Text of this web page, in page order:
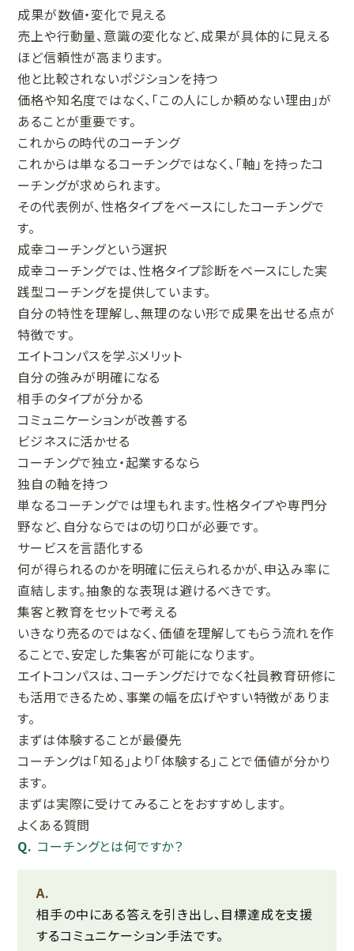
成果が数値・変化で見える
売上や行動量、意識の変化など、成果が具体的に見える
ほど信頼性が高まります。
他と比較されないポジションを持つ
価格や知名度ではなく、「この人にしか頼めない理由」が
あることが重要です。
これからの時代のコーチング
これからは単なるコーチングではなく、「軸」を持ったコ
ーチングが求められます。
その代表例が、性格タイプをベースにしたコーチングで
す。
成幸コーチングという選択
成幸コーチングでは、性格タイプ診断をベースにした実
践型コーチングを提供しています。
自分の特性を理解し、無理のない形で成果を出せる点が
特徴です。
エイトコンパスを学ぶメリット
自分の強みが明確になる
相手のタイプが分かる
コミュニケーションが改善する
ビジネスに活かせる
コーチングで独立・起業するなら
独自の軸を持つ
単なるコーチングでは埋もれます。性格タイプや専門分
野など、自分ならではの切り口が必要です。
サービスを言語化する
何が得られるのかを明確に伝えられるかが、申込み率に
直結します。抽象的な表現は避けるべきです。
集客と教育をセットで考える
いきなり売るのではなく、価値を理解してもらう流れを作
ることで、安定した集客が可能になります。
エイトコンパスは、コーチングだけでなく社員教育研修に
も活用できるため、事業の幅を広げやすい特徴がありま
す。
まずは体験することが最優先
コーチングは「知る」より「体験する」ことで価値が分かり
ます。
まずは実際に受けてみることをおすすめします。
よくある質問
コーチングとは何ですか？
相手の中にある答えを引き出し、目標達成を支援
するコミュニケーション手法です。